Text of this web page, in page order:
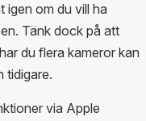
igen om du vill ha
Tänk dock på att
du flera kameror kan
tidigare.
via Apple